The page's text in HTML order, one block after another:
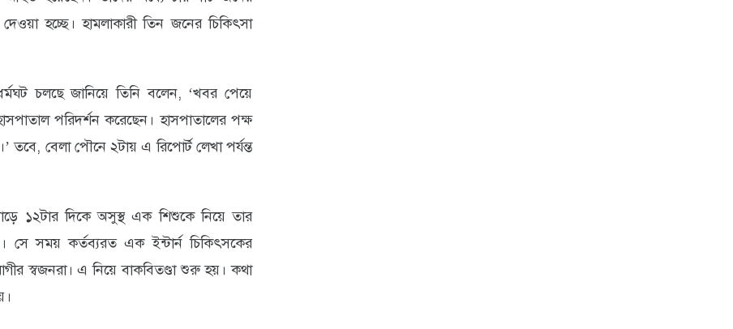
হচ্ছে। হামলাকারী তিন জনের চিকিৎসা
চলছে জানিয়ে তিনি বলেন, ‘খবর পেয়ে
পরিদর্শন করেছেন। হাসপাতালের পক্ষ
তবে, বেলা পৌনে ২টায় এ রিপোর্ট লেখা পর্যন্ত
১২টার দিকে অসুস্থ এক শিশুকে নিয়ে তার
সে সময় কর্তব্যরত এক ইন্টার্ন চিকিৎসকের
স্বজনরা। এ নিয়ে বাকবিতণ্ডা শুরু হয়। কথা